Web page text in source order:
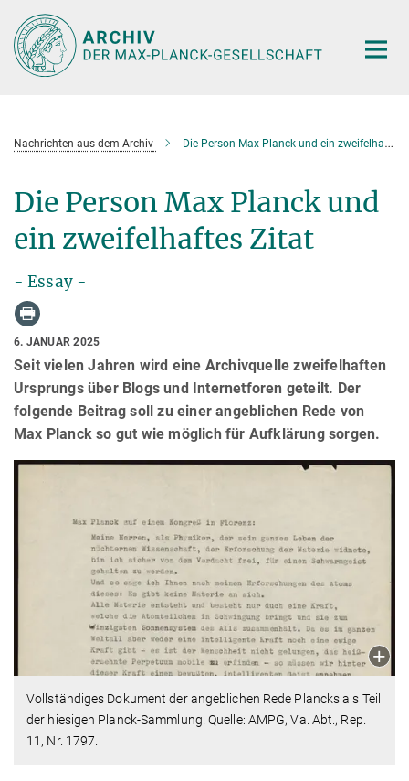
Hauptinhalt
Nachrichten aus dem Archiv Die Person Max Planck und ein zweifelhaftes Zitat
Die Person Max Planck und
ein zweifelhaftes Zitat
- Essay -
6. JANUAR 2025
Seit vielen Jahren wird eine Archivquelle zweifelhaften
Ursprungs über Blogs und Internetforen geteilt. Der
folgende Beitrag soll zu einer angeblichen Rede von
Max Planck so gut wie möglich für Aufklärung sorgen.
Vollständiges Dokument der angeblichen Rede Plancks als Teil
der hiesigen Planck-Sammlung. Quelle: AMPG, Va. Abt., Rep.
11, Nr. 1797.